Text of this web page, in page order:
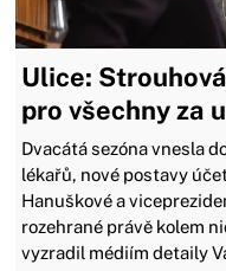
Ulice:
pro všechny za
Dvacátá sezóna vnesla
lékařů, nové postavy
Hanuškové a
rozehrané právě kolem
vyzradil médiím detaily